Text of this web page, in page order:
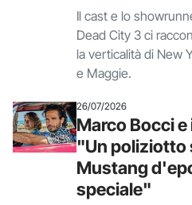
Il cast e lo
Dead City 3 ci
la verticalità di New
e Maggie.
26/07/2026
Marco Bocci
"Un poliziotto
Mustang
speciale"